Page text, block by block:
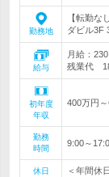
勤務地
【転勤な
ダビル3F
給与
月給：
残業代
初年度
年収
400万円
勤務
時間
9:00～
休日
＜年間休